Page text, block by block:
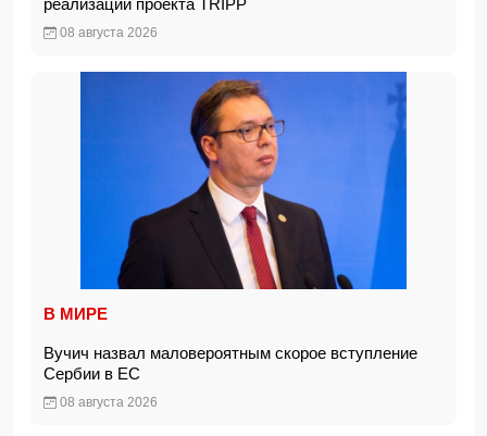
реализации проекта TRIPP
08 августа 2026
В МИРЕ
Вучич назвал маловероятным скорое вступление
Сербии в ЕС
08 августа 2026